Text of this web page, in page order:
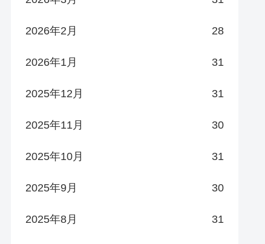
2026年2月 28
2026年1月 31
2025年12月 31
2025年11月 30
2025年10月 31
2025年9月 30
2025年8月 31